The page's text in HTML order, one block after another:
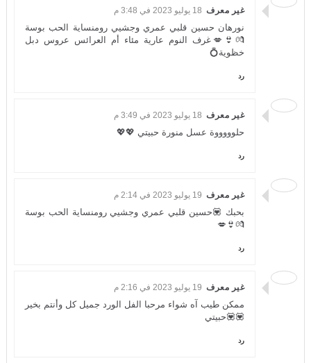
غير معرف 18 يوليو 2023 في 3:48 م
نورهان حسين قلبي عمري وجشيي رومنساية الحب بوسة
💏👙💋غرف النوم عارية مئاء أم العرائس عروس دبل
خظوية💍
رد
غير معرف 18 يوليو 2023 في 3:49 م
حلوووووة عسل منورة حبيتي 💖💖
رد
غير معرف 19 يوليو 2023 في 2:14 م
بحبك 💟حسين قلبي عمري وجشيي رومنساية الحب بوسة
💏👙💋
رد
غير معرف 19 يوليو 2023 في 2:16 م
ممكن طيب آه شواء مرحبا الفل الورد جميل كل وأنتم بخير
💟💟حبيتي
رد